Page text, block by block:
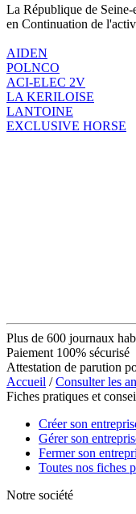
La République de Seine-
en Continuation de
AIDEN
POLNCO
ACI-ELEC 2V
LA KERILOISE
LANTOINE
EXCLUSIVE HORSE
Plus de 600 journaux
Paiement 100% sécurisé
Attestation de parution
Accueil /Consulter les
Fiches pratiques et
Créer son
Gérer son
Fermer son
Toutes nos fiches
Notre société